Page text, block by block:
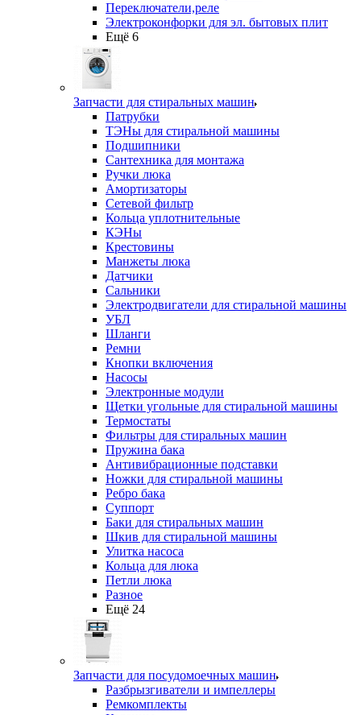
Переключатели,реле
Электроконфорки для эл. бытовых плит
Ещё 6
Запчасти для стиральных машин
Патрубки
ТЭНы для стиральной машины
Подшипники
Сантехника для монтажа
Ручки люка
Амортизаторы
Сетевой фильтр
Кольца уплотнительные
КЭНы
Крестовины
Манжеты люка
Датчики
Сальники
Электродвигатели для стиральной машины
УБЛ
Шланги
Ремни
Кнопки включения
Насосы
Электронные модули
Щетки угольные для стиральной машины
Термостаты
Фильтры для стиральных машин
Пружина бака
Антивибрационные подставки
Ножки для стиральной машины
Ребро бака
Суппорт
Баки для стиральных машин
Шкив для стиральной машины
Улитка насоса
Кольца для люка
Петли люка
Разное
Ещё 24
Запчасти для посудомоечных машин
Разбрызгиватели и импеллеры
Ремкомплекты